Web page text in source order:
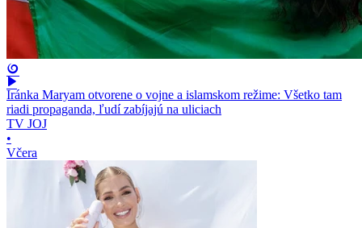
Iránka Maryam otvorene o vojne a islamskom režime: Všetko tam
riadi propaganda, ľudí zabíjajú na uliciach
TV JOJ
•
Včera